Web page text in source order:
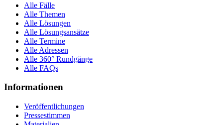
Alle Fälle
Alle Themen
Alle Lösungen
Alle Lösungsansätze
Alle Termine
Alle Adressen
Alle 360° Rundgänge
Alle FAQs
Informationen
Veröffentlichungen
Pressestimmen